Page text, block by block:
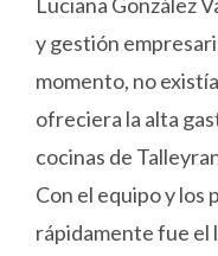
y gestión
momento, no
ofreciera la alta
cocinas de
Con el equipo y los
rápidamente fue el